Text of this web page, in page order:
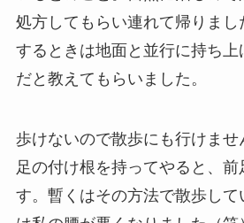
処方してもらい連れて帰りまし
するときは地面と並行に持ち上
だと教えてもらいました。
歩けないので散歩にも行けませ
足の付け根を持ってやると、前
す。暫くはその方法で散歩して